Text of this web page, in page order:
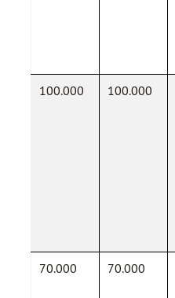
100.000 100.000
70.000 70.000